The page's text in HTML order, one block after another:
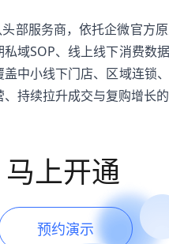
部服务商，依托企微官方
域SOP、线上线下消费数
中小线下门店、区域连锁
持续拉升成交与复购增长
上开通
预约演示